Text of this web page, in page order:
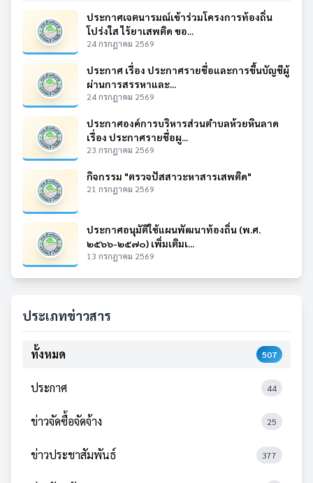
ประกาศเจตนารมณ์เข้าร่วมโครงการท้องถิ่น
โปร่งใส ไร้ยาเสพติด ขอ...
24 กรกฎาคม 2569
ประกาศ เรื่อง ประกาศรายชื่อและการขึ้นบัญชีผู้
ผ่านการสรรหาและ...
24 กรกฎาคม 2569
ประกาศองค์การบริหารส่วนตำบลห้วยหินลาด
เรื่อง ประกาศรายชื่อผู...
23 กรกฎาคม 2569
กิจกรรม "ตรวจปัสสาวะหาสารเสพติด"
21 กรกฎาคม 2569
ประกาศอนุมัติใช้แผนพัฒนาท้องถิ่น (พ.ศ.
๒๕๖๖-๒๕๗๐) เพิ่มเติมเ...
13 กรกฎาคม 2569
ประเภทข่าวสาร
ทั้งหมด 507
ประกาศ 44
ข่าวจัดซื้อจัดจ้าง 25
ข่าวประชาสัมพันธ์ 377